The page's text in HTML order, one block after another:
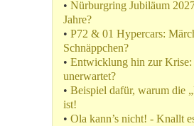
• Nürburgring Jubiläum
Jahre?
• P72 & 01 Hypercars:
Schnäppchen?
• Entwicklung hin zur Krise:
unerwartet?
• Beispiel dafür, warum die
ist!
• Ola kann’s nicht! - Knallt